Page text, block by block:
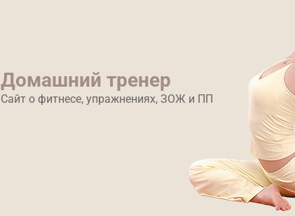
Домашний тренер
Сайт о фитнесе, упражнениях, ЗОЖ и ПП